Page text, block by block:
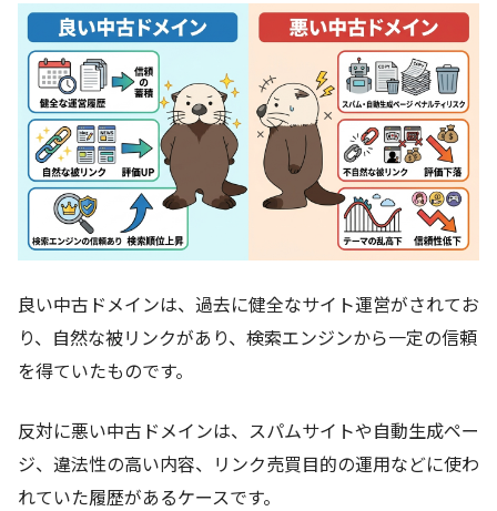
良い中古ドメインは、過去に健全なサイト運営がされてお
り、自然な被リンクがあり、検索エンジンから一定の信頼
を得ていたものです。
反対に悪い中古ドメインは、スパムサイトや自動生成ペー
ジ、違法性の高い内容、リンク売買目的の運用などに使わ
れていた履歴があるケースです。